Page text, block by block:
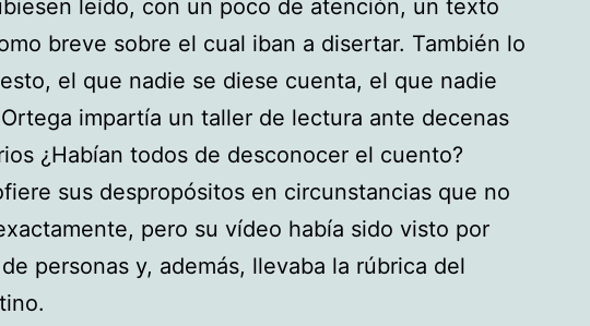
leído, con un poco de atención, un texto
breve sobre el cual iban a disertar. También lo
el que nadie se diese cuenta, el que nadie
impartía un taller de lectura ante decenas
¿Habían todos de desconocer el cuento?
sus despropósitos en circunstancias que no
pero su vídeo había sido visto por
personas y, además, llevaba la rúbrica del